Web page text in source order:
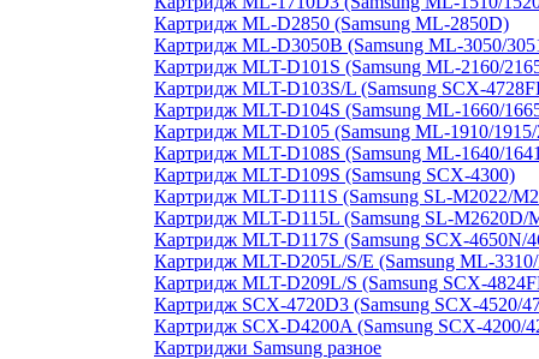
Картридж ML-D2850 (Samsung ML-2850D)
Картридж ML-D3050B (Samsung ML-3050/
Картридж MLT-D101S (Samsung ML-2160/
Картридж MLT-D103S/L (Samsung SCX-
Картридж MLT-D104S (Samsung ML-1660/
Картридж MLT-D105 (Samsung ML-1910/
Картридж MLT-D108S (Samsung ML-1640/
Картридж MLT-D109S (Samsung SCX-4300)
Картридж MLT-D111S (Samsung SL-M2022/
Картридж MLT-D115L (Samsung SL-M2620D/
Картридж MLT-D117S (Samsung SCX-4650N/
Картридж MLT-D205L/S/E (Samsung ML-
Картридж MLT-D209L/S (Samsung SCX-
Картридж SCX-4720D3 (Samsung SCX-4520/
Картридж SCX-D4200A (Samsung SCX-4200/
Картриджи Samsung разное